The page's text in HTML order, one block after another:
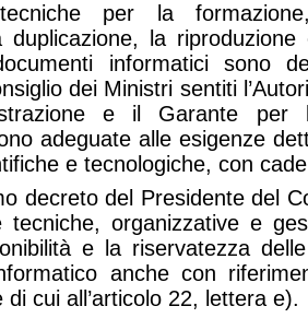
per la
duplicazione, la
informatici sono
dei Ministri sentiti
e il Garante
adeguate alle esigenze
e tecnologiche, con
decreto del Presidente del
tecniche, organizzative e
e la riservatezza
anche con
cui all’articolo 22, lettera e).